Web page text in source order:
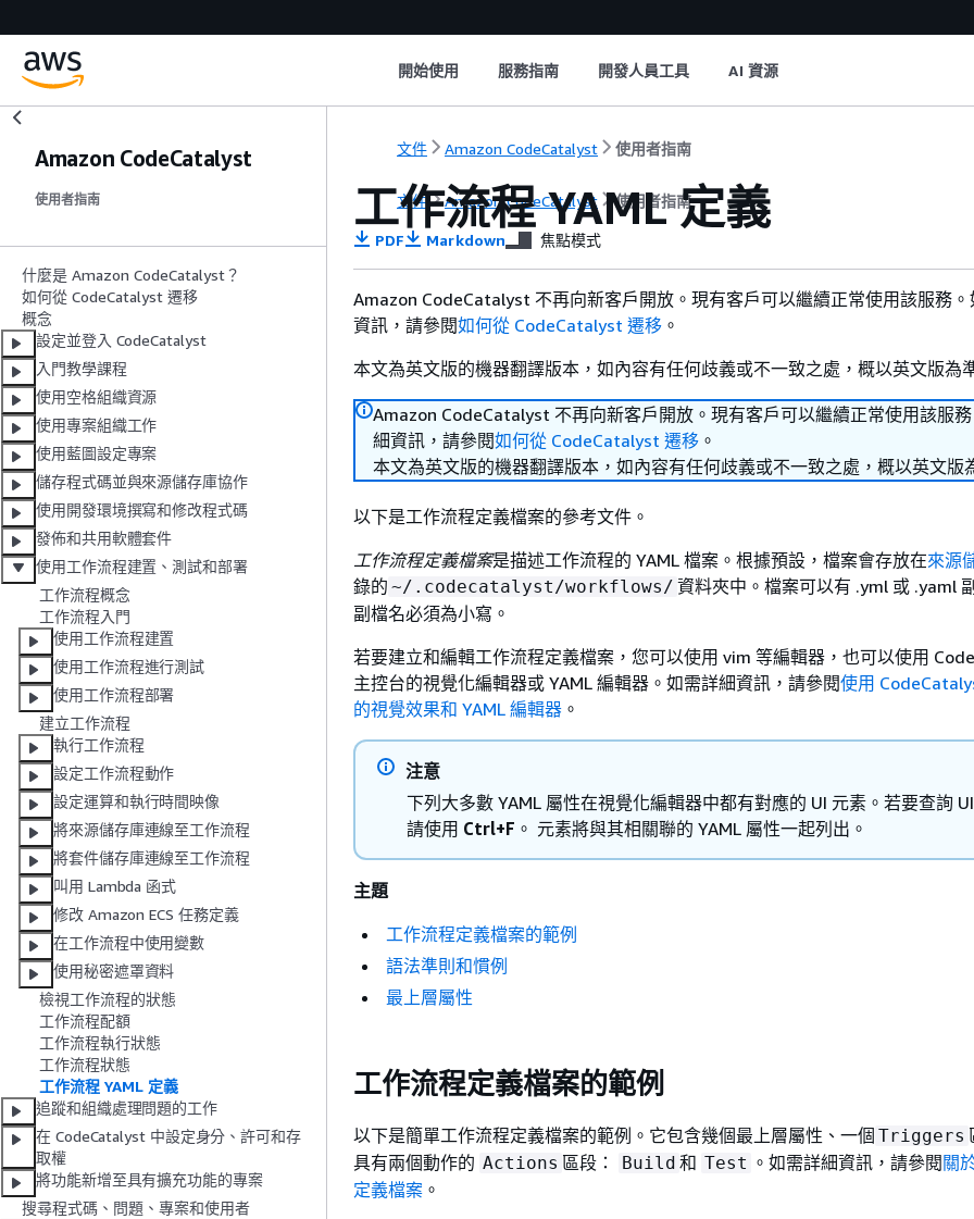
開始使用 服務指南 開發人員工具 AI 資源
Amazon CodeCatalyst
使用者指南
什麼是 Amazon CodeCatalyst？
如何從 CodeCatalyst 遷移
概念
設定並登入 CodeCatalyst
入門教學課程
使用空格組織資源
使用專案組織工作
使用藍圖設定專案
儲存程式碼並與來源儲存庫協作
使用開發環境撰寫和修改程式碼
發佈和共用軟體套件
使用工作流程建置、測試和部署
工作流程概念
工作流程入門
使用工作流程建置
使用工作流程進行測試
使用工作流程部署
建立工作流程
執行工作流程
設定工作流程動作
設定運算和執行時間映像
將來源儲存庫連線至工作流程
將套件儲存庫連線至工作流程
叫用 Lambda 函式
修改 Amazon ECS 任務定義
在工作流程中使用變數
使用秘密遮罩資料
檢視工作流程的狀態
工作流程配額
工作流程執行狀態
工作流程狀態
工作流程 YAML 定義
追蹤和組織處理問題的工作
在 CodeCatalyst 中設定身分、許可和存
取權
將功能新增至具有擴充功能的專案
搜尋程式碼、問題、專案和使用者
文件 Amazon CodeCatalyst 使用者指南
文件 Amazon CodeCatalyst 使用者指南
工作流程 YAML 定義
PDF Markdown 焦點模式
Amazon CodeCatalyst 不再向新客戶開放。現有客戶可以繼續正常使用該服務。
資訊，請參閱如何從 CodeCatalyst 遷移 。
本文為英文版的機器翻譯版本，如內容有任何歧義或不一致之處，概以英文版為
Amazon CodeCatalyst 不再向新客戶開放。現有客戶可以繼續正常使用該服
細資訊，請參閱如何從 CodeCatalyst 遷移 。
本文為英文版的機器翻譯版本，如內容有任何歧義或不一致之處，概以英文版
以下是工作流程定義檔案的參考文件。
工作流程定義檔案是描述工作流程的 YAML 檔案。根據預設，檔案會存放在來源
錄的 ~/.codecatalyst/workflows/ 資料夾中。檔案可以有 .yml 或 .yaml
副檔名必須為小寫。
若要建立和編輯工作流程定義檔案，您可以使用 vim 等編輯器，也可以使用
主控台的視覺化編輯器或 YAML 編輯器。如需詳細資訊，請參閱使用
的視覺效果和 YAML 編輯器 。
注意
下列大多數 YAML 屬性在視覺化編輯器中都有對應的 UI 元素。若要查詢 UI
請使用 Ctrl+F 。 元素將與其相關聯的 YAML 屬性一起列出。
主題
工作流程定義檔案的範例
語法準則和慣例
最上層屬性
工作流程定義檔案的範例
以下是簡單工作流程定義檔案的範例。它包含幾個最上層屬性、一個 Triggers
具有兩個動作的 Actions 區段： Build 和 Test 。如需詳細資訊，請參閱關
定義檔案 。